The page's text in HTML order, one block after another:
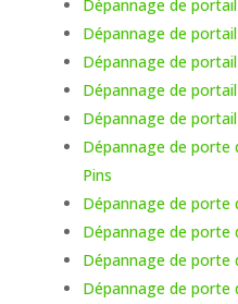
Dépannage de
Dépannage de
Dépannage de
Dépannage de
Dépannage de
Dépannage de porte
Pins
Dépannage de porte
Dépannage de porte
Dépannage de porte
Dépannage de porte